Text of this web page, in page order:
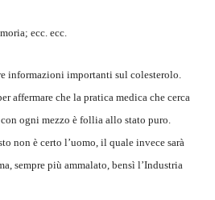
ecc. ecc.
informazioni importanti sul colesterolo.
affermare che la pratica medica che cerca
ogni mezzo è follia allo stato puro.
non è certo l’uomo, il quale invece sarà
sempre più ammalato, bensì l’Industria